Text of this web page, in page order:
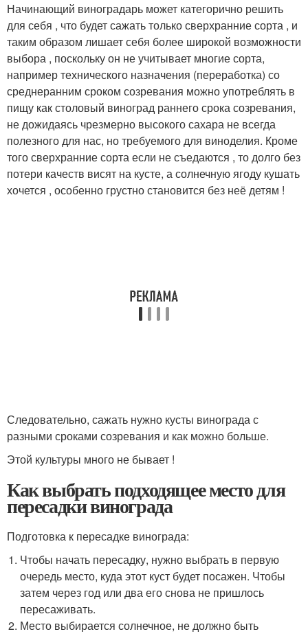
Начинающий виноградарь может категорично решить
для себя , что будет сажать только сверхранние сорта , и
таким образом лишает себя более широкой возможности
выбора , поскольку он не учитывает многие сорта,
например технического назначения (переработка) со
среднеранним сроком созревания можно употреблять в
пищу как столовый виноград раннего срока созревания,
не дожидаясь чрезмерно высокого сахара не всегда
полезного для нас, но требуемого для виноделия. Кроме
того сверхранние сорта если не съедаются , то долго без
потери качеств висят на кусте, а солнечную ягоду кушать
хочется , особенно грустно становится без неё детям !
Следовательно, сажать нужно кусты винограда с
разными сроками созревания и как можно больше.
Этой культуры много не бывает !
Как выбрать подходящее место для
пересадки винограда
Подготовка к пересадке винограда:
Чтобы начать пересадку, нужно выбрать в первую
очередь место, куда этот куст будет посажен. Чтобы
затем через год или два его снова не пришлось
пересаживать.
Место выбирается солнечное, не должно быть